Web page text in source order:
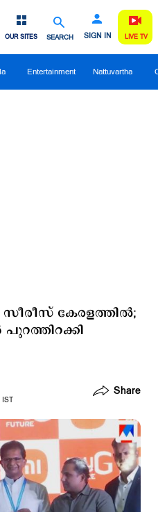
SEARCH SIGN IN
OUR SITES LIVE TV
Entertainment Nattuvartha
സീരീസ് കേരളത്തില്‍;
Share